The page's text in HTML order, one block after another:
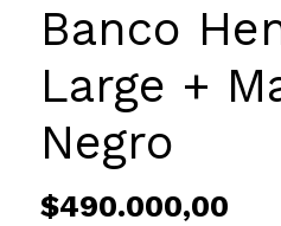
Banco
Large +
Negro
$490.000,00